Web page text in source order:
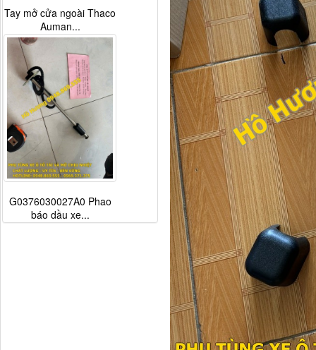
Tay mở cửa ngoài Thaco
Auman...
G0376030027A0 Phao
báo dầu xe...